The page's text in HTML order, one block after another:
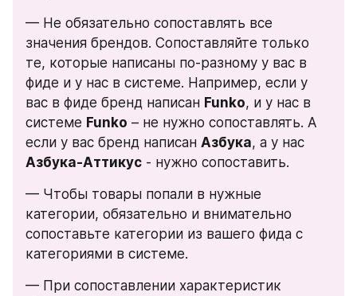
— Не обязательно сопоставлять все
значения брендов. Сопоставляйте только
те, которые написаны по-разному у вас в
фиде и у нас в системе. Например, если у
вас в фиде бренд написан Funko, и у нас в
системе Funko – не нужно сопоставлять. А
если у вас бренд написан Азбука
Азбука-Аттикус - нужно сопоставить.
— Чтобы товары попали в нужные
категории, обязательно и внимательно
сопоставьте категории из вашего фида с
категориями в системе.
— При сопоставлении характеристик